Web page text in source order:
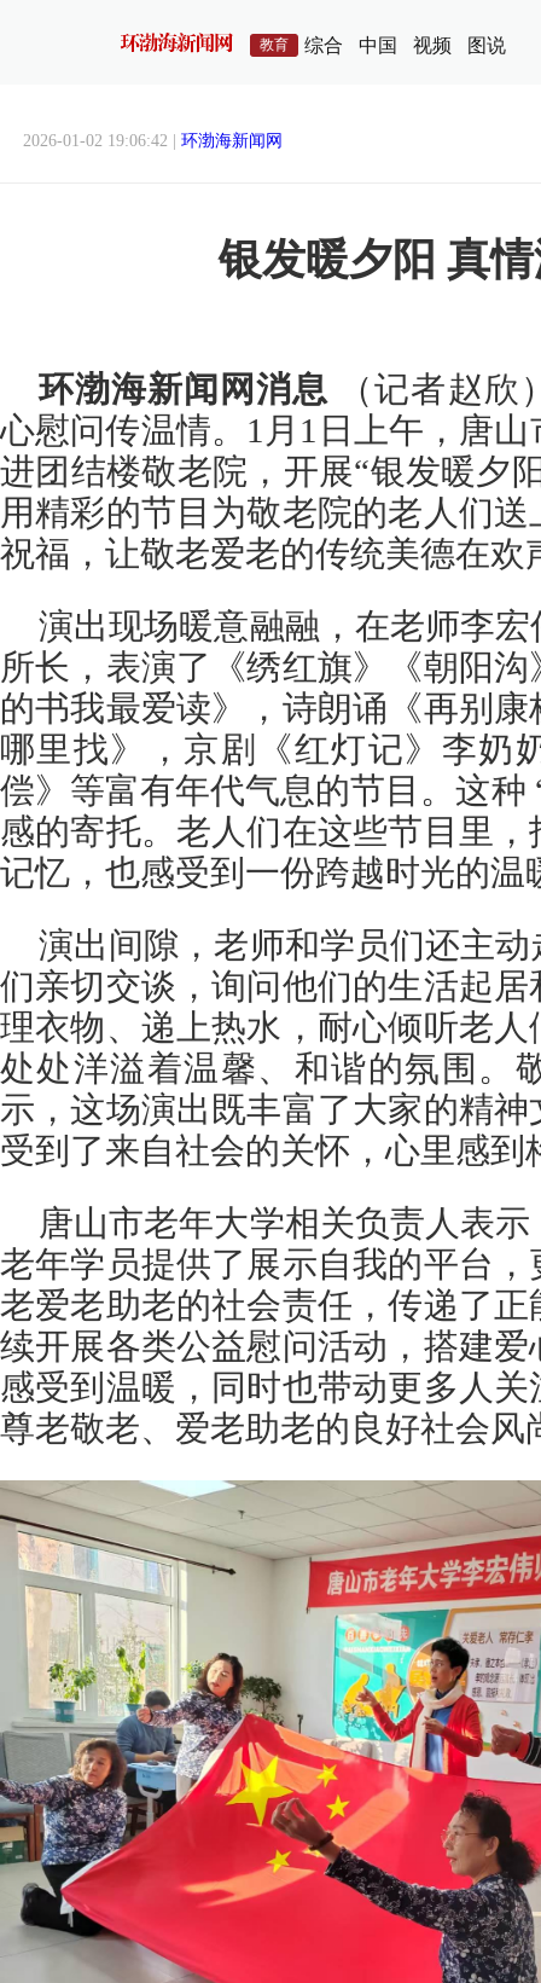
教育 综合 中国 视频 图说
2026-01-02 19:06:42 | 环渤海新闻网
银发暖夕阳 真
环渤海新闻网消息
（记者赵
心慰问传温情。1月1日上午，唐
进团结楼敬老院，开展“银发暖夕
用精彩的节目为敬老院的老人们
祝福，让敬老爱老的传统美德在欢
演出现场暖意融融，在老师李
所长，表演了《绣红旗》《朝阳
的书我最爱读》，诗朗诵《再别
哪里找》，京剧《红灯记》李奶
偿》等富有年代气息的节目。这种
感的寄托。老人们在这些节目里
记忆，也感受到一份跨越时光的温
演出间隙，老师和学员们还主
们亲切交谈，询问他们的生活起
理衣物、递上热水，耐心倾听老
处处洋溢着温馨、和谐的氛围。
示，这场演出既丰富了大家的精
受到了来自社会的关怀，心里感到
唐山市老年大学相关负责人表
老年学员提供了展示自我的平台
老爱老助老的社会责任，传递了
续开展各类公益慰问活动，搭建
感受到温暖，同时也带动更多人
尊老敬老、爱老助老的良好社会风